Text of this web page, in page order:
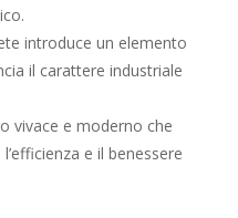
introduce un elemento
il carattere industriale
vivace e moderno che
e il benessere